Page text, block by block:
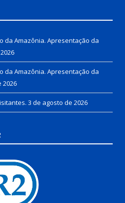
da Amazônia. Apresentação da
da Amazônia. Apresentação da
2026
3 de agosto de 2026